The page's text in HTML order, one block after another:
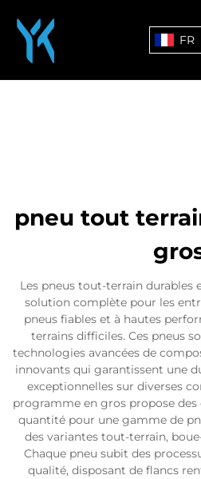
FR
pneu tout
Les pneus tout-terrain durables
solution complète pour les
pneus fiables et à hautes
terrains difficiles. Ces pneus
technologies avancées de
innovants qui garantissent une
exceptionnelles sur diverses
programme en gros propose
quantité pour une gamme de
des variantes tout-terrain,
Chaque pneu subit des
qualité, disposant de flancs